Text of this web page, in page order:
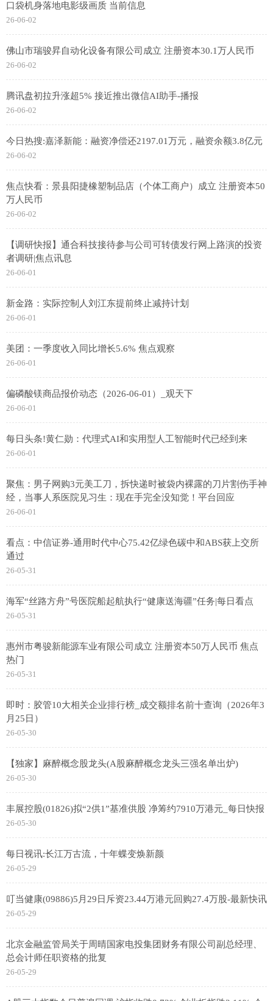
口袋机身落地电影级画质 当前信息
26-06-02
佛山市瑞骏昇自动化设备有限公司成立 注册资本30.1万人民币
26-06-02
腾讯盘初拉升涨超5% 接近推出微信AI助手-播报
26-06-02
今日热搜:嘉泽新能：融资净偿还2197.01万元，融资余额3.8亿元
26-06-02
焦点快看：景县阳捷橡塑制品店（个体工商户）成立 注册资本50
万人民币
26-06-02
【调研快报】通合科技接待参与公司可转债发行网上路演的投资
者调研|焦点讯息
26-06-01
新金路：实际控制人刘江东提前终止减持计划
26-06-01
美团：一季度收入同比增长5.6% 焦点观察
26-06-01
偏磷酸镁商品报价动态（2026-06-01）_观天下
26-06-01
每日头条!黄仁勋：代理式AI和实用型人工智能时代已经到来
26-06-01
聚焦：男子网购3元美工刀，拆快递时被袋内裸露的刀片割伤手神
经，当事人系医院见习生：现在手完全没知觉！平台回应
26-06-01
看点：中信证券-通用时代中心75.42亿绿色碳中和ABS获上交所
通过
26-05-31
海军“丝路方舟”号医院船起航执行“健康送海疆”任务|每日看点
26-05-31
惠州市粤骏新能源车业有限公司成立 注册资本50万人民币 焦点
热门
26-05-31
即时：胶管10大相关企业排行榜_成交额排名前十查询（2026年3
月25日）
26-05-30
【独家】麻醉概念股龙头(A股麻醉概念龙头三强名单出炉)
26-05-30
丰展控股(01826)拟“2供1”基准供股 净筹约7910万港元_每日快报
26-05-30
每日视讯:长江万古流，十年蝶变焕新颜
26-05-29
叮当健康(09886)5月29日斥资23.44万港元回购27.4万股-最新快讯
26-05-29
北京金融监管局关于周晴国家电投集团财务有限公司副总经理、
总会计师任职资格的批复
26-05-29